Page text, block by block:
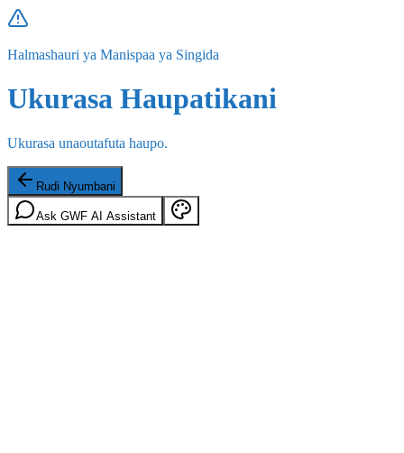
Halmashauri ya Manispaa ya Singida
Ukurasa Haupatikani
Ukurasa unaoutafuta haupo.
Rudi Nyumbani
Ask GWF AI Assistant